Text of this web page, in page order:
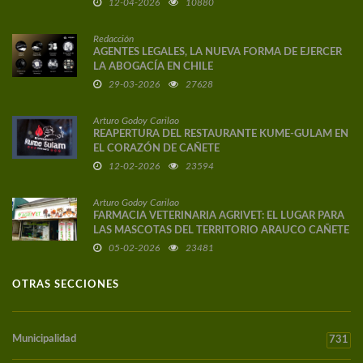
12-04-2026 10880
Redacción
AGENTES LEGALES, LA NUEVA FORMA DE EJERCER
LA ABOGACÍA EN CHILE
29-03-2026 27628
Arturo Godoy Carilao
REAPERTURA DEL RESTAURANTE KUME-GULAM EN
EL CORAZÓN DE CAÑETE
12-02-2026 23594
Arturo Godoy Carilao
FARMACIA VETERINARIA AGRIVET: EL LUGAR PARA
LAS MASCOTAS DEL TERRITORIO ARAUCO CAÑETE
05-02-2026 23481
OTRAS SECCIONES
Municipalidad 731